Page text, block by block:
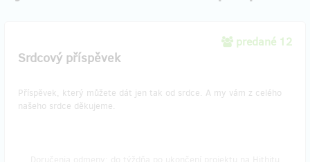
predané 12
Srdcový příspěvek
Příspěvek, který můžete dát jen tak od srdce. A my vám z celého
našeho srdce děkujeme.